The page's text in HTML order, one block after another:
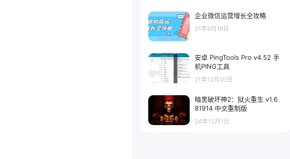
企业微信运营增长全攻略
21年6月19日
安卓 PingTools Pro v4.52 手
机PING工具
21年12月10日
暗黑破坏神2：狱火重生 v1.6.
81914 中文重制版
24年12月1日